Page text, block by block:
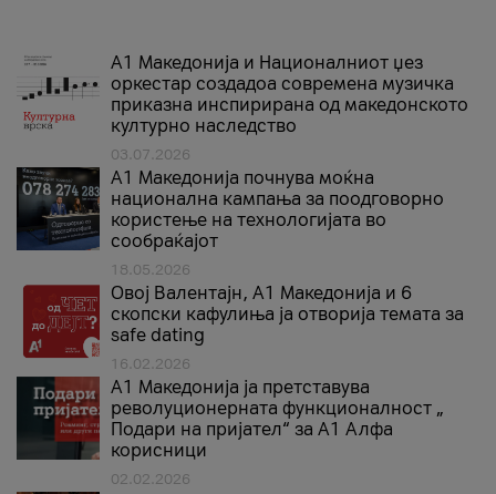
А1 Македонија и Националниот џез
оркестар создадоа современа музичка
приказна инспирирана од македонското
културно наследство
03.07.2026
A1 Македонија почнува моќна
национална кампања за поодговорно
користење на технологијата во
сообраќајот
18.05.2026
Овој Валентајн, A1 Македонија и 6
скопски кафулиња ја отворија темата за
safe dating
16.02.2026
А1 Македонија ја претставува
револуционерната функционалност „
Подари на пријател“ за А1 Алфа
корисници
02.02.2026